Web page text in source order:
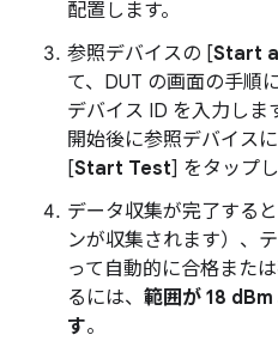
配置します。
参照デバイスの [Start
て、DUT の画面の手順
デバイス ID を入力しま
開始後に参照デバイス
[Start Test] をタップし
データ収集が完了する
ンが収集されます）、
って自動的に合格また
るには、 範囲が 18
す。